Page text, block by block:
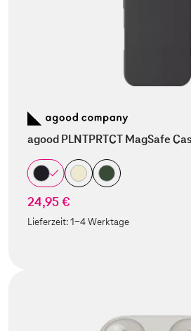
agood PLNTPRTCT MagSafe
24,95 €
Lieferzeit:1-4 Werktage